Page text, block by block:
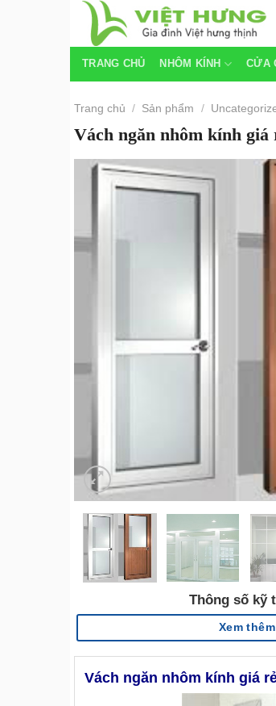
Skip
content
TRANG CHỦ NHÔM KÍNH CỬA
Trang chủ / Sản phẩm /
Vách ngăn nhôm kính
Thông số kỹ
Xem thêm
Vách ngăn nhôm kính giá